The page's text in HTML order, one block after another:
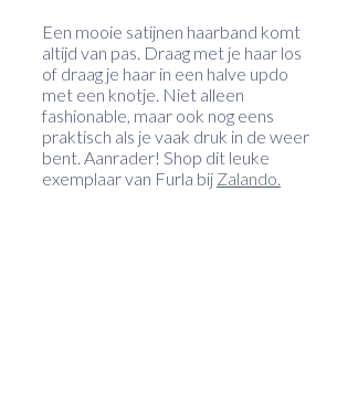
Een mooie satijnen haarband komt
altijd van pas. Draag met je haar los
of draag je haar in een halve updo
met een knotje. Niet alleen
fashionable, maar ook nog eens
praktisch als je vaak druk in de weer
bent. Aanrader! Shop dit leuke
exemplaar van Furla bij Zalando.